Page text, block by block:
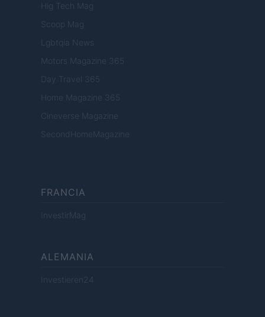
Hig Tech Mag
Scoop Mag
Lgbtqia News
Motors Magazine 365
Day Travel 365
Home Magazine 365
Cineverse Magazine
SecondHomeMagazine
FRANCIA
InvestirMag
ALEMANIA
Investieren24